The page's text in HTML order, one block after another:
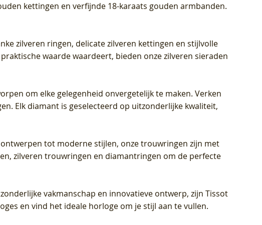
kettingen en verfijnde 18-karaats gouden armbanden.
zilveren ringen, delicate zilveren kettingen en stijlvolle
waarde waardeert, bieden onze zilveren sieraden
om elke gelegenheid onvergetelijk te maken. Verken
Elk diamant is geselecteerd op uitzonderlijke kwaliteit,
tot moderne stijlen, onze trouwringen zijn met
zilveren trouwringen en diamantringen om de perfecte
vakmanschap en innovatieve ontwerp, zijn Tissot
en vind het ideale horloge om je stijl aan te vullen.